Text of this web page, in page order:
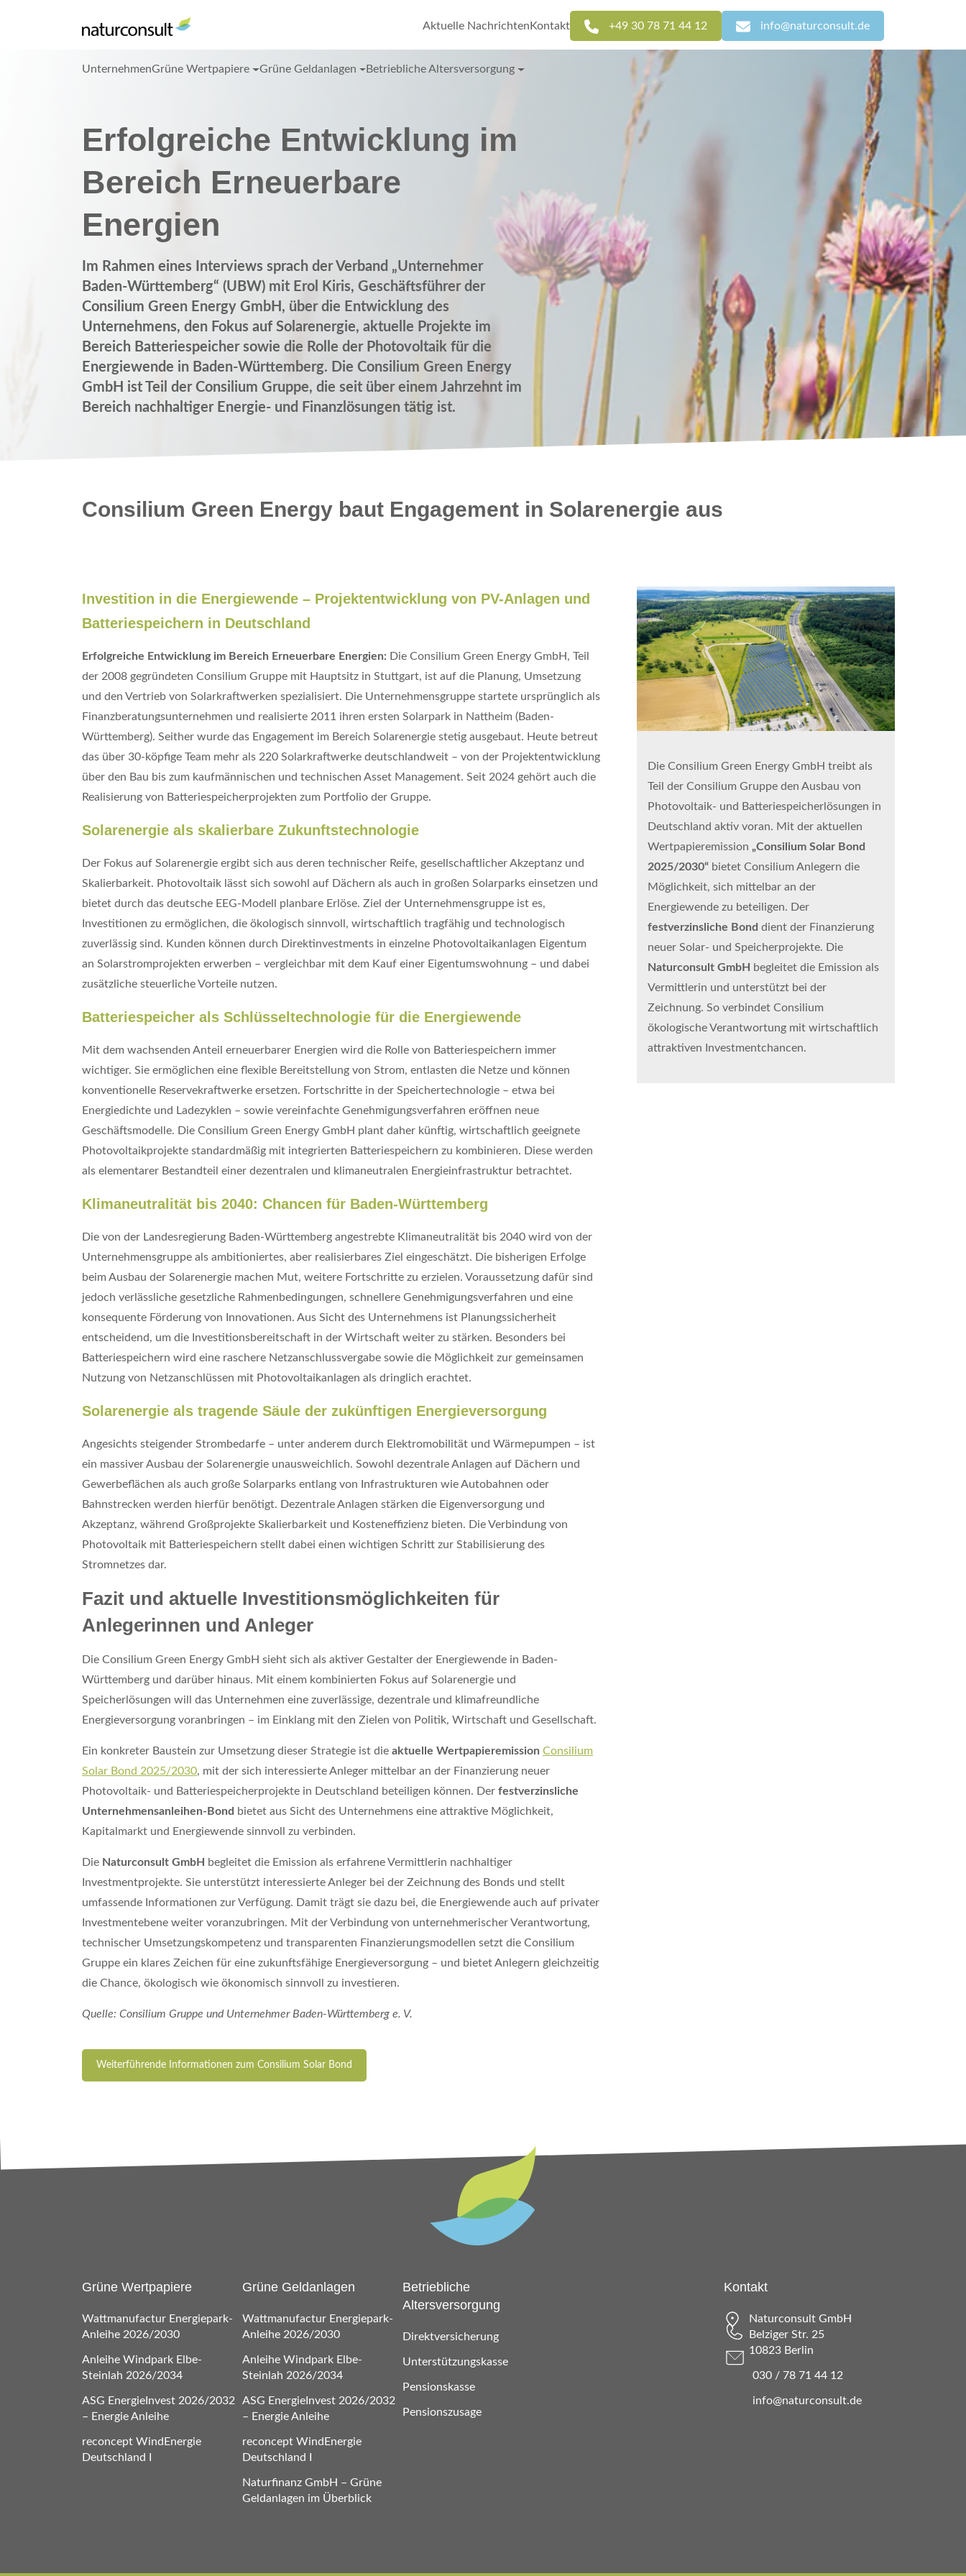
Aktuelle Nachrichten Kontakt +49 30 78 71 44 12 info@naturconsult.de
UnternehmenGrüne Wertpapiere Grüne Geldanlagen Betriebliche Altersversorgung
Erfolgreiche Entwicklung im
Bereich Erneuerbare
Energien
Im Rahmen eines Interviews sprach der Verband „Unternehmer
Baden-Württemberg“ (UBW) mit Erol Kiris, Geschäftsführer der
Consilium Green Energy GmbH, über die Entwicklung des
Unternehmens, den Fokus auf Solarenergie, aktuelle Projekte im
Bereich Batteriespeicher sowie die Rolle der Photovoltaik für die
Energiewende in Baden-Württemberg. Die Consilium Green Energy
GmbH ist Teil der Consilium Gruppe, die seit über einem Jahrzehnt im
Bereich nachhaltiger Energie- und Finanzlösungen tätig ist.
Consilium Green Energy baut Engagement in Solarenergie aus
Investition in die Energiewende – Projektentwicklung von PV-Anlagen und
Batteriespeichern in Deutschland
Erfolgreiche Entwicklung im Bereich Erneuerbare Energien: Die Consilium Green Energy GmbH, Teil
der 2008 gegründeten Consilium Gruppe mit Hauptsitz in Stuttgart, ist auf die Planung, Umsetzung
und den Vertrieb von Solarkraftwerken spezialisiert. Die Unternehmensgruppe startete ursprünglich als
Finanzberatungsunternehmen und realisierte 2011 ihren ersten Solarpark in Nattheim (Baden-
Württemberg). Seither wurde das Engagement im Bereich Solarenergie stetig ausgebaut. Heute betreut
das über 30-köpfige Team mehr als 220 Solarkraftwerke deutschlandweit – von der Projektentwicklung
über den Bau bis zum kaufmännischen und technischen Asset Management. Seit 2024 gehört auch die
Realisierung von Batteriespeicherprojekten zum Portfolio der Gruppe.
Solarenergie als skalierbare Zukunftstechnologie
Der Fokus auf Solarenergie ergibt sich aus deren technischer Reife, gesellschaftlicher Akzeptanz und
Skalierbarkeit. Photovoltaik lässt sich sowohl auf Dächern als auch in großen Solarparks einsetzen und
bietet durch das deutsche EEG-Modell planbare Erlöse. Ziel der Unternehmensgruppe ist es,
Investitionen zu ermöglichen, die ökologisch sinnvoll, wirtschaftlich tragfähig und technologisch
zuverlässig sind. Kunden können durch Direktinvestments in einzelne Photovoltaikanlagen Eigentum
an Solarstromprojekten erwerben – vergleichbar mit dem Kauf einer Eigentumswohnung – und dabei
zusätzliche steuerliche Vorteile nutzen.
Batteriespeicher als Schlüsseltechnologie für die Energiewende
Mit dem wachsenden Anteil erneuerbarer Energien wird die Rolle von Batteriespeichern immer
wichtiger. Sie ermöglichen eine flexible Bereitstellung von Strom, entlasten die Netze und können
konventionelle Reservekraftwerke ersetzen. Fortschritte in der Speichertechnologie – etwa bei
Energiedichte und Ladezyklen – sowie vereinfachte Genehmigungsverfahren eröffnen neue
Geschäftsmodelle. Die Consilium Green Energy GmbH plant daher künftig, wirtschaftlich geeignete
Photovoltaikprojekte standardmäßig mit integrierten Batteriespeichern zu kombinieren. Diese werden
als elementarer Bestandteil einer dezentralen und klimaneutralen Energieinfrastruktur betrachtet.
Klimaneutralität bis 2040: Chancen für Baden-Württemberg
Die von der Landesregierung Baden-Württemberg angestrebte Klimaneutralität bis 2040 wird von der
Unternehmensgruppe als ambitioniertes, aber realisierbares Ziel eingeschätzt. Die bisherigen Erfolge
beim Ausbau der Solarenergie machen Mut, weitere Fortschritte zu erzielen. Voraussetzung dafür sind
jedoch verlässliche gesetzliche Rahmenbedingungen, schnellere Genehmigungsverfahren und eine
konsequente Förderung von Innovationen. Aus Sicht des Unternehmens ist Planungssicherheit
entscheidend, um die Investitionsbereitschaft in der Wirtschaft weiter zu stärken. Besonders bei
Batteriespeichern wird eine raschere Netzanschlussvergabe sowie die Möglichkeit zur gemeinsamen
Nutzung von Netzanschlüssen mit Photovoltaikanlagen als dringlich erachtet.
Solarenergie als tragende Säule der zukünftigen Energieversorgung
Angesichts steigender Strombedarfe – unter anderem durch Elektromobilität und Wärmepumpen – ist
ein massiver Ausbau der Solarenergie unausweichlich. Sowohl dezentrale Anlagen auf Dächern und
Gewerbeflächen als auch große Solarparks entlang von Infrastrukturen wie Autobahnen oder
Bahnstrecken werden hierfür benötigt. Dezentrale Anlagen stärken die Eigenversorgung und
Akzeptanz, während Großprojekte Skalierbarkeit und Kosteneffizienz bieten. Die Verbindung von
Photovoltaik mit Batteriespeichern stellt dabei einen wichtigen Schritt zur Stabilisierung des
Stromnetzes dar.
Fazit und aktuelle Investitionsmöglichkeiten für
Anlegerinnen und Anleger
Die Consilium Green Energy GmbH sieht sich als aktiver Gestalter der Energiewende in Baden-
Württemberg und darüber hinaus. Mit einem kombinierten Fokus auf Solarenergie und
Speicherlösungen will das Unternehmen eine zuverlässige, dezentrale und klimafreundliche
Energieversorgung voranbringen – im Einklang mit den Zielen von Politik, Wirtschaft und Gesellschaft.
Ein konkreter Baustein zur Umsetzung dieser Strategie ist die aktuelle Wertpapieremission Consilium
Solar Bond 2025/2030, mit der sich interessierte Anleger mittelbar an der Finanzierung neuer
Photovoltaik- und Batteriespeicherprojekte in Deutschland beteiligen können. Der festverzinsliche
Unternehmensanleihen-Bond bietet aus Sicht des Unternehmens eine attraktive Möglichkeit,
Kapitalmarkt und Energiewende sinnvoll zu verbinden.
Die Naturconsult GmbH begleitet die Emission als erfahrene Vermittlerin nachhaltiger
Investmentprojekte. Sie unterstützt interessierte Anleger bei der Zeichnung des Bonds und stellt
umfassende Informationen zur Verfügung. Damit trägt sie dazu bei, die Energiewende auch auf privater
Investmentebene weiter voranzubringen. Mit der Verbindung von unternehmerischer Verantwortung,
technischer Umsetzungskompetenz und transparenten Finanzierungsmodellen setzt die Consilium
Gruppe ein klares Zeichen für eine zukunftsfähige Energieversorgung – und bietet Anlegern gleichzeitig
die Chance, ökologisch wie ökonomisch sinnvoll zu investieren.
Quelle: Consilium Gruppe und Unternehmer Baden-Württemberg e. V.
Weiterführende Informationen zum Consilium Solar Bond
Die Consilium Green Energy GmbH treibt als
Teil der Consilium Gruppe den Ausbau von
Photovoltaik- und Batteriespeicherlösungen in
Deutschland aktiv voran. Mit der aktuellen
Wertpapieremission„Consilium Solar Bond
2025/2030“ bietet Consilium Anlegern die
Möglichkeit, sich mittelbar an der
Energiewende zu beteiligen. Der
festverzinsliche Bond dient der Finanzierung
neuer Solar- und Speicherprojekte. Die
Naturconsult GmbH begleitet die Emission als
Vermittlerin und unterstützt bei der
Zeichnung. So verbindet Consilium
ökologische Verantwortung mit wirtschaftlich
attraktiven Investmentchancen.
Grüne Wertpapiere
Wattmanufactur Energiepark-
Anleihe 2026/2030
Anleihe Windpark Elbe-
Steinlah 2026/2034
ASG EnergieInvest 2026/2032
– Energie Anleihe
reconcept WindEnergie
Deutschland I
Grüne Geldanlagen
Wattmanufactur Energiepark-
Anleihe 2026/2030
Anleihe Windpark Elbe-
Steinlah 2026/2034
ASG EnergieInvest 2026/2032
– Energie Anleihe
reconcept WindEnergie
Deutschland I
Naturfinanz GmbH – Grüne
Geldanlagen im Überblick
Betriebliche
Altersversorgung
Direktversicherung
Unterstützungskasse
Pensionskasse
Pensionszusage
Kontakt
Naturconsult GmbH
Belziger Str. 25
10823 Berlin
030 / 78 71 44 12
info@naturconsult.de